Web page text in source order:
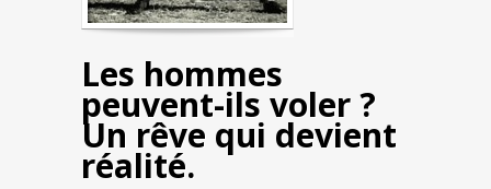
Les hommes
peuvent-ils voler ?
Un rêve qui devient
réalité.